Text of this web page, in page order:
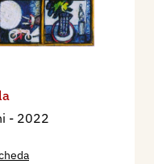
- 2022